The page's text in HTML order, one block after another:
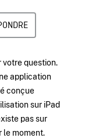
votre question.
application
conçue
sur iPad
pas sur
le moment.